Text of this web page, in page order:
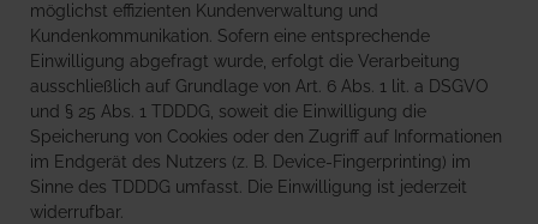
möglichst effizienten Kundenverwaltung und
Kundenkommunikation. Sofern eine entsprechende
Einwilligung abgefragt wurde, erfolgt die Verarbeitung
ausschließlich auf Grundlage von Art. 6 Abs. 1 lit. a DSGVO
und § 25 Abs. 1 TDDDG, soweit die Einwilligung die
Speicherung von Cookies oder den Zugriff auf Informationen
im Endgerät des Nutzers (z. B. Device-Fingerprinting) im
Sinne des TDDDG umfasst. Die Einwilligung ist jederzeit
widerrufbar.